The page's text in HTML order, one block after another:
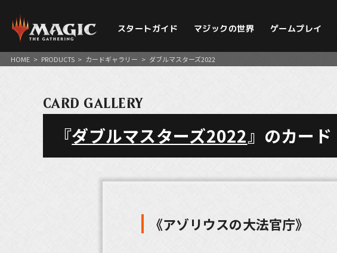
スタートガイド マジックの世界 ゲームプレイ
HOME > PRODUCTS > カードギャラリー > ダブルマスターズ2022
CARD GALLERY
『ダブルマスターズ2022』のカード
《アゾリウスの大法官庁》